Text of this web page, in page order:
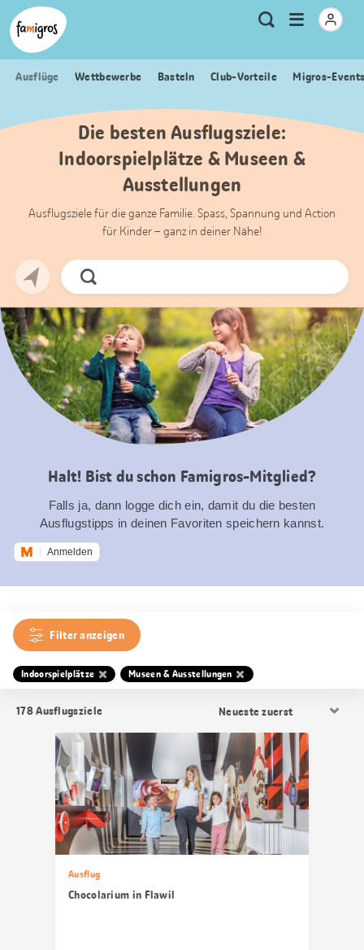
Sprungmarken
Navigation
Header
Logo
Meta
Navigation
Suche
Menu
öffnen
Ausflüge Wettbewerbe Basteln Club-Vorteile Migros-
Die besten Ausflugsziele:
Indoorspielplätze & Museen &
Ausstellungen
Ausflugsziele für die ganze Familie. Spass, Spannung und Action
für Kinder – ganz in deiner Nähe!
Jetzt
Suchen
Halt! Bist du schon Famigros-Mitglied?
Falls ja, dann logge dich ein, damit du die besten
Ausflugstipps in deinen Favoriten speichern kannst.
Anmelden
Filter anzeigen
Indoorspielplätze Museen & Ausstellungen
178Ausflugsziele
Sortierung
Ausflug
Chocolarium in Flawil